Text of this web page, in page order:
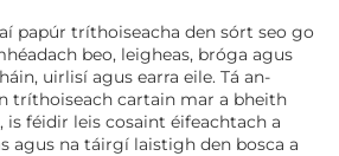
papúr tríthoiseacha den sórt seo go
beo, leigheas, bróga agus
uirlisí agus earra eile. Tá an-
tríthoiseach cartain mar a bheith
is féidir leis cosaint éifeachtach a
agus na táirgí laistigh den bosca a